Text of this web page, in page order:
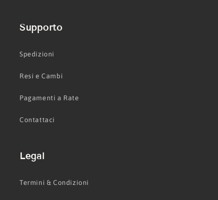
Supporto
Spedizioni
Resi e Cambi
Pagamenti a Rate
Contattaci
Legal
Termini & Condizioni